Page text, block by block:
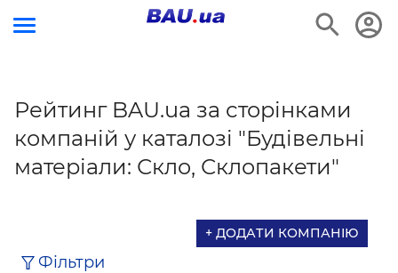
Рейтинг BAU.ua за сторінками
компаній у каталозі "Будівельні
матеріали: Скло, Склопакети"
+ ДОДАТИ КОМПАНІЮ
Фільтри